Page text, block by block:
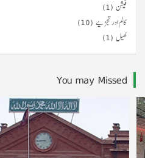
فیشن (1)
کالم اور تجزیے (10)
کھیل (1)
You may Missed